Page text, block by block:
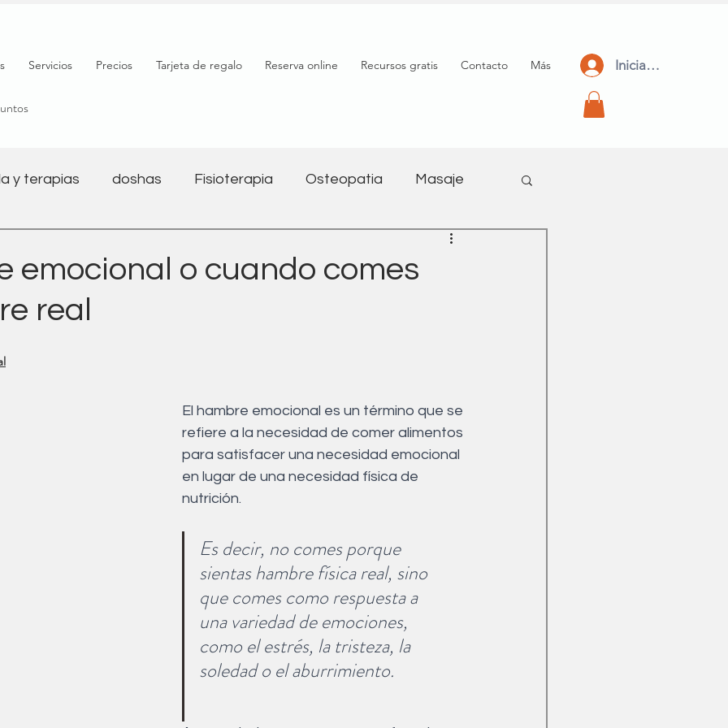
Servicios Precios Tarjeta de regalo Reserva online Recursos gratis Contacto Más Iniciar Sesión
y terapias doshas Fisioterapia Osteopatia Masaje
Salud digestiva
emocional o cuando comes
real
El hambre emocional es un término que se
refiere a la necesidad de comer alimentos
para satisfacer una necesidad emocional
en lugar de una necesidad física de
nutrición.
Es decir, no comes porque
sientas hambre física real, sino
que comes como respuesta a
una variedad de emociones,
como el estrés, la tristeza, la
soledad o el aburrimiento.